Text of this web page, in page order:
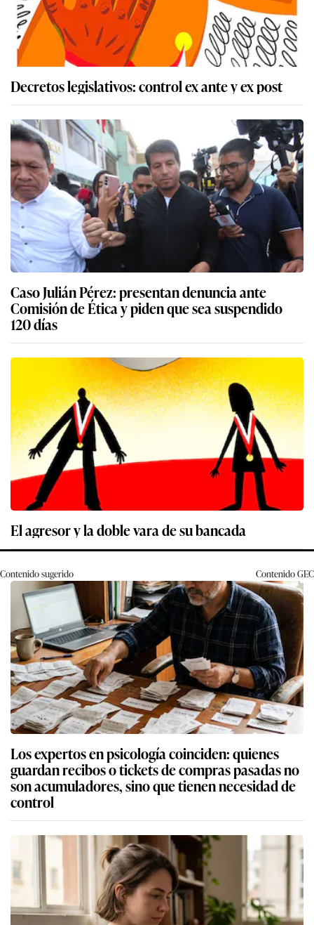
Decretos legislativos: control ex ante y ex post
Caso Julián Pérez: presentan denuncia ante
Comisión de Ética y piden que sea suspendido
120 días
El agresor y la doble vara de su bancada
Contenido sugerido ContenidoGEC
Los expertos en psicología coinciden: quienes
guardan recibos o tickets de compras pasadas no
son acumuladores, sino que tienen necesidad de
control